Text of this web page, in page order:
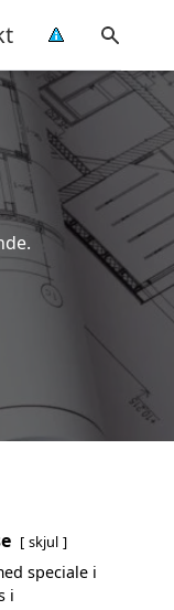
skjul
speciale i
i